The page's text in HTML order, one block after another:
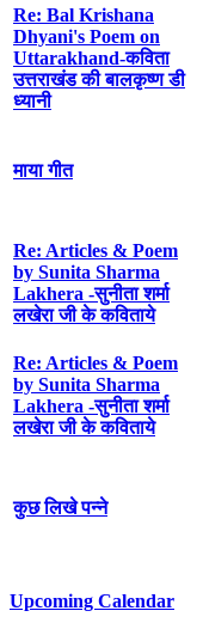
Re: Bal Krishana
Dhyani's Poem on
Uttarakhand-कविता
उत्तराखंड की बालकृष्ण डी
ध्यानी
माया गीत
Re: Articles & Poem
by Sunita Sharma
Lakhera -सुनीता शर्मा
लखेरा जी के कविताये
Re: Articles & Poem
by Sunita Sharma
Lakhera -सुनीता शर्मा
लखेरा जी के कविताये
कुछ लिखे पन्ने
Upcoming Calendar